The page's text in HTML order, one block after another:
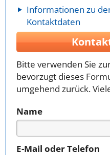
Informationen zu
Kontaktdaten
Bitte verwenden Sie
bevorzugt dieses
umgehend zurück.
Name
E-Mail oder Telefon